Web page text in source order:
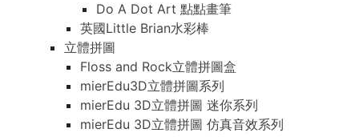
Do A Dot Art 點點畫筆
英國Little Brian水彩棒
立體拼圖
Floss and Rock立體拼圖盒
mierEdu3D立體拼圖系列
mierEdu 3D立體拼圖 迷你系列
mierEdu 3D立體拼圖 仿真音效系列